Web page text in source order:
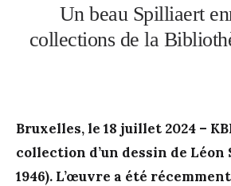
Un beau Spilliaert
collections de la
Bruxelles, le 18 juillet 2024 –
collection d’un dessin de Léon
1946). L’œuvre a été